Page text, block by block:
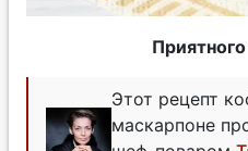
Этот рецепт
маскарпоне